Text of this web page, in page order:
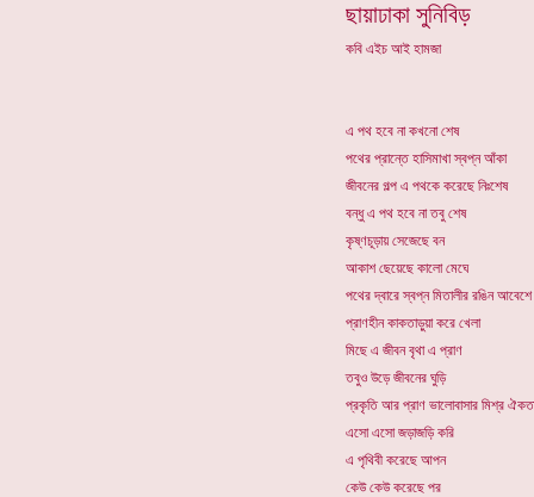
ছায়াঢাকা সুনিবিড়
কবি এইচ আই হামজা
এ পথ হবে না কখনো শেষ
পথের প্রান্তে হাসিমাখা স্বপ্ন আঁকা
জীবনের গল্প এ পথকে করেছে নিঃশেষ
বন্ধু এ পথ হবে না তবু শেষ
কৃষ্ণচূড়ায় সেজেছে বন
আকাশ ছেয়েছে কালো মেঘে
পথের দ্বারে স্বপ্ন মিতালীর রঙিন আবেশে
প্রাণহীন কাকতাড়ুয়া করে খেলা
মিছে এ জীবন বৃথা এ প্রাণ
তবুও উড়ে জীবনের ঘুড়ি
প্রকৃতি আর প্রাণ ভালোবাসার মিশ্র
এসো এসো জড়াজড়ি করি
এ পৃথিবী করেছে আপন
কেউ কেউ করেছে পর